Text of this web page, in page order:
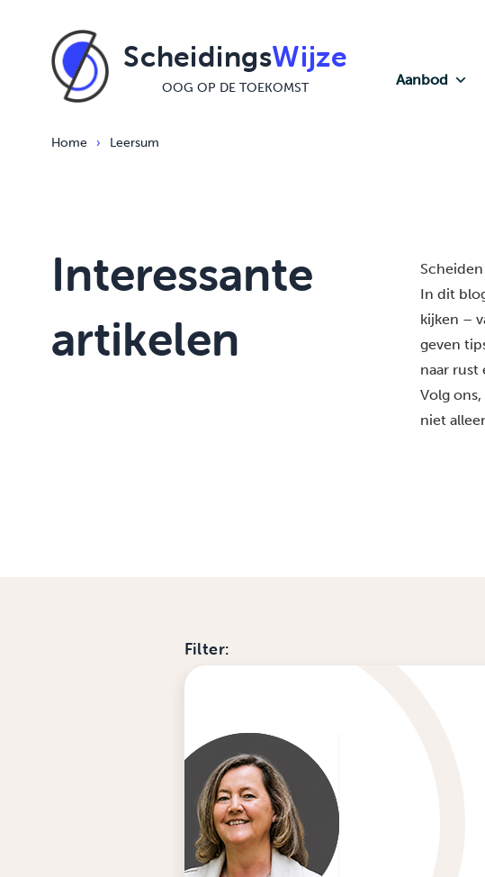
ScheidingsWijze
OOG OP DE TOEKOMST Aanbod
Home › Leersum
Interessante
artikelen
In dit
kijken –
geven
naar rust
Volg
niet
Filter: